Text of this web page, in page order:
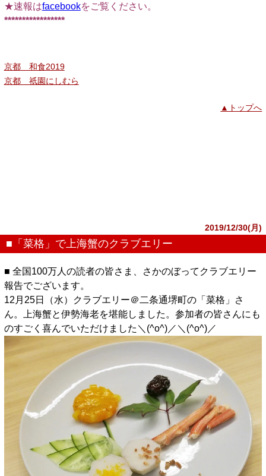
★速報はfacebookをご覧ください。
*****************
京都 和食2019
京都 祇園にしむら
▲トップへ
2019/12/30(月)
■「菜格」で上海蟹のクラブエリー
■ 全国100万人の読者の皆さま、さかのぼってクラブエリー
報告でございます。
12月25日（水）クラブエリー＠二条通堺町の「菜格」さ
ん。上海蟹と伊勢海老を堪能しました。参加者の皆さんにも
のすごく喜んでいただけました＼(^o^)／＼(^o^)／